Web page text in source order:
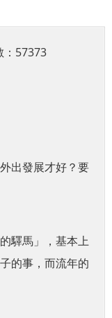
：57373
出發展才好？要
驛馬」，基本上
的事，而流年的